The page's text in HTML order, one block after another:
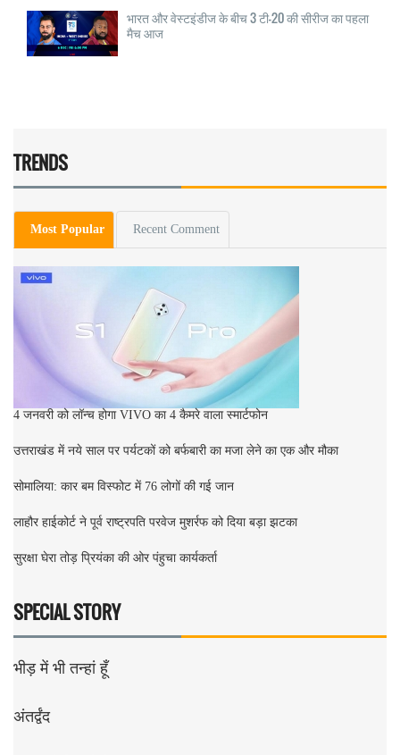
भारत और वेस्टइंडीज के बीच 3 टी-20 की सीरीज का पहला
मैच आज
TRENDS
Most Popular Recent Comment
4 जनवरी को लॉन्च होगा VIVO का 4 कैमरे वाला स्मार्टफोन
उत्तराखंड में नये साल पर पर्यटकों को बर्फबारी का मजा लेने का एक और मौका
सोमालिया: कार बम विस्फोट में 76 लोगों की गई जान
लाहौर हाईकोर्ट ने पूर्व राष्ट्रपति परवेज मुशर्रफ को दिया बड़ा झटका
सुरक्षा घेरा तोड़ प्रियंका की ओर पंहुचा कार्यकर्ता
SPECIAL STORY
भीड़ में भी तन्हां हूँ
अंतर्द्वंद